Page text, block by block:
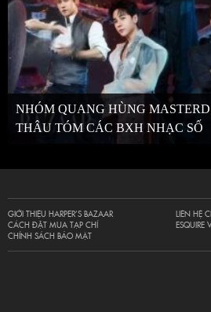
NHÓM QUANG HÙNG
THÂU TÓM CÁC BXH NHẠC SỐ
GIỚI THIỆU HARPER’S BAZAAR
CÁCH ĐẶT MUA TẠP CHÍ
CHÍNH SÁCH BẢO MẬT
LIÊN HỆ
ESQUIRE